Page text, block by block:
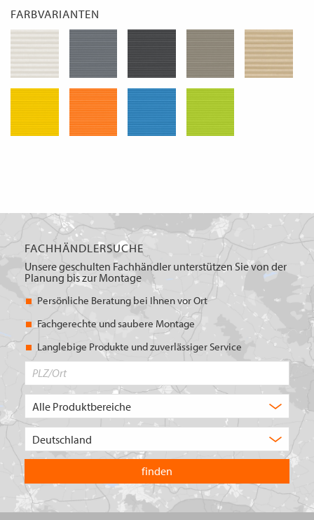
FARBVARIANTEN
FACHHÄNDLERSUCHE
Unsere geschulten Fachhändler unterstützen Sie von der
Planung bis zur Montage
Persönliche Beratung bei Ihnen vor Ort
Fachgerechte und saubere Montage
Langlebige Produkte und zuverlässiger Service
in
welchem
Land
Sie
suchen